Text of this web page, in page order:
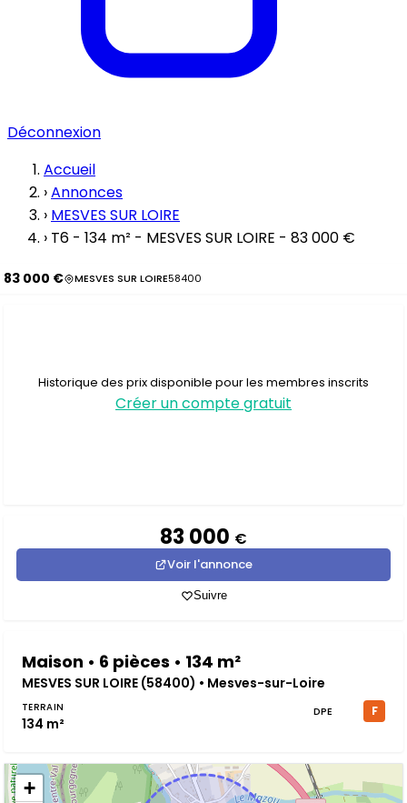
Déconnexion
Accueil
›Annonces
› MESVES SUR LOIRE
› T6 - 134 m² - MESVES SUR LOIRE - 83 000 €
83 000 € MESVES SUR LOIRE58400
Historique des prix disponible pour les membres inscrits
Créer un compte gratuit
83 000 €
Voir l'annonce
Suivre
Maison • 6 pièces • 134 m²
MESVES SUR LOIRE (58400) • Mesves-sur-Loire
TERRAIN
134 m²
DPE F
+